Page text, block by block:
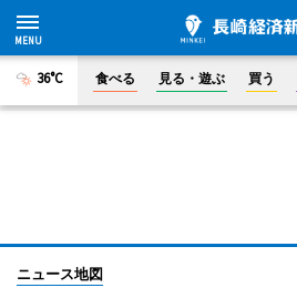
36°C 食べる 見る・遊ぶ 買う
ニュース地図